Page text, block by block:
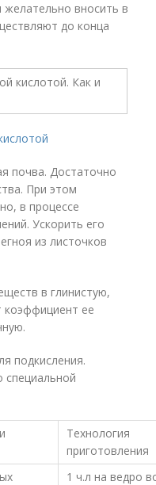
желательно вносить в
до конца
почва. Достаточно
При этом
в процессе
Ускорить его
из листочков
в глинистую,
коэффициент ее
подкисления.
специальной
Технология
приготовления
1 ч.л на ведро